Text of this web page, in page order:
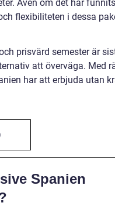
Även om det har funnits
flexibiliteten i dessa
prisvärd semester är
att överväga. Med
har att erbjuda utan
Spanien